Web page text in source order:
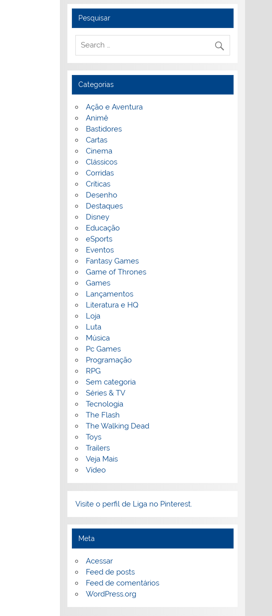
Pesquisar
Categorias
Ação e Aventura
Animê
Bastidores
Cartas
Cinema
Clássicos
Corridas
Críticas
Desenho
Destaques
Disney
Educação
eSports
Eventos
Fantasy Games
Game of Thrones
Games
Lançamentos
Literatura e HQ
Loja
Luta
Música
Pc Games
Programação
RPG
Sem categoria
Séries & TV
Tecnologia
The Flash
The Walking Dead
Toys
Trailers
Veja Mais
Vídeo
Visite o perfil de Liga no Pinterest.
Meta
Acessar
Feed de posts
Feed de comentários
WordPress.org